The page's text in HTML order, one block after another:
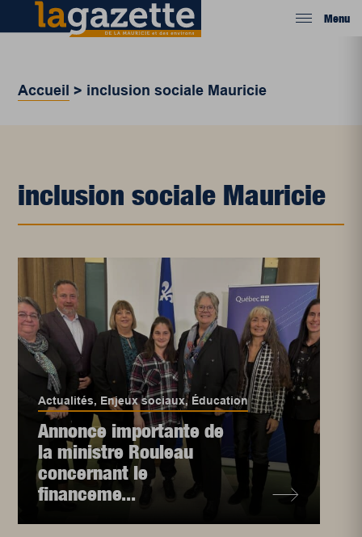
Menu
Accueil > inclusion sociale Mauricie
inclusion sociale Mauricie
Actualités, Enjeux sociaux, Éducation
Annonce importante de
la ministre Rouleau
concernant le
financeme...